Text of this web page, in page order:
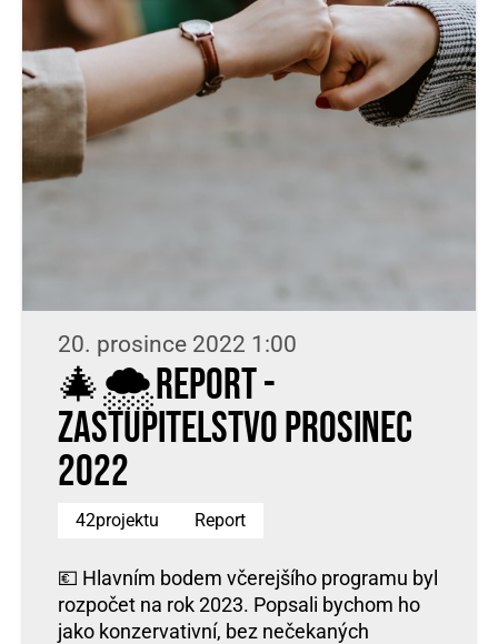
20. prosince 2022 1:00
🎄🌨REPORT -
ZASTUPITELSTVO PROSINEC
2022
42projektu Report
💶 Hlavním bodem včerejšího programu byl
rozpočet na rok 2023. Popsali bychom ho
jako konzervativní, bez nečekaných